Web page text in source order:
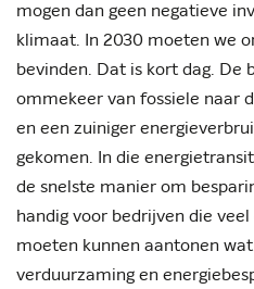
mogen dan geen negatieve
klimaat. In 2030 moeten we
bevinden. Dat is kort dag. De
ommekeer van fossiele naar
en een zuiniger
gekomen. In die
de snelste manier om
handig voor bedrijven die
moeten kunnen aantonen
verduurzaming en